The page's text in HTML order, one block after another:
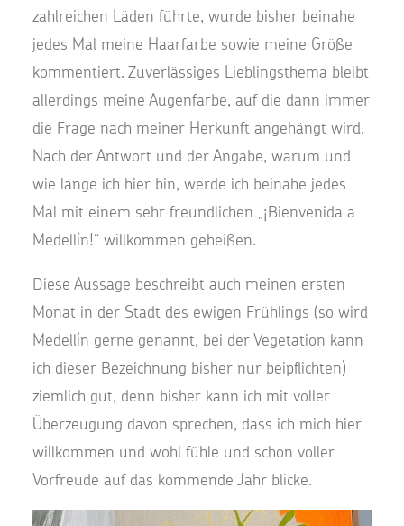
zahlreichen Läden führte, wurde bisher beinahe
jedes Mal meine Haarfarbe sowie meine Größe
kommentiert. Zuverlässiges Lieblingsthema bleibt
allerdings meine Augenfarbe, auf die dann immer
die Frage nach meiner Herkunft angehängt wird.
Nach der Antwort und der Angabe, warum und
wie lange ich hier bin, werde ich beinahe jedes
Mal mit einem sehr freundlichen „¡Bienvenida a
Medellín!“ willkommen geheißen.
Diese Aussage beschreibt auch meinen ersten
Monat in der Stadt des ewigen Frühlings (so wird
Medellín gerne genannt, bei der Vegetation kann
ich dieser Bezeichnung bisher nur beipflichten)
ziemlich gut, denn bisher kann ich mit voller
Überzeugung davon sprechen, dass ich mich hier
willkommen und wohl fühle und schon voller
Vorfreude auf das kommende Jahr blicke.